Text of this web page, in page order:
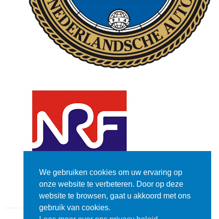
We gebruiken cookies om uw ervaring op
onze website te verbeteren. Door op deze
website te browsen, gaat u akkoord met ons
gebruik van cookies.